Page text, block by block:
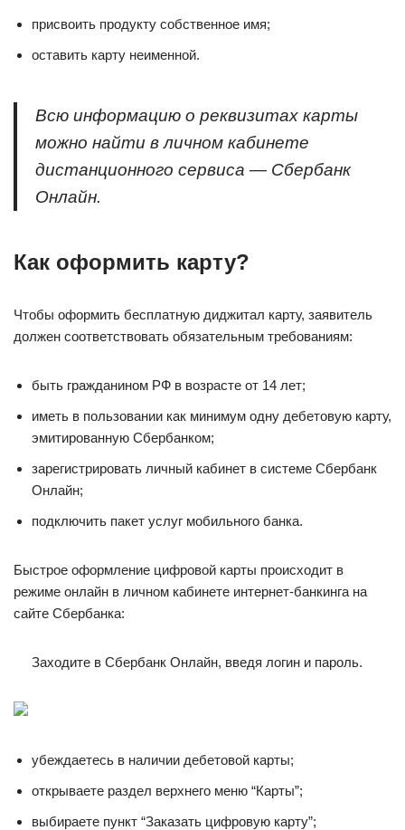
присвоить продукту собственное имя;
оставить карту неименной.
Всю информацию о реквизитах карты
можно найти в личном кабинете
дистанционного сервиса — Сбербанк
Онлайн.
Как оформить карту?
Чтобы оформить бесплатную диджитал карту, заявитель
должен соответствовать обязательным требованиям:
быть гражданином РФ в возрасте от 14 лет;
иметь в пользовании как минимум одну дебетовую карту,
эмитированную Сбербанком;
зарегистрировать личный кабинет в системе Сбербанк
Онлайн;
подключить пакет услуг мобильного банка.
Быстрое оформление цифровой карты происходит в
режиме онлайн в личном кабинете интернет-банкинга на
сайте Сбербанка:
Заходите в Сбербанк Онлайн, введя логин и пароль.
убеждаетесь в наличии дебетовой карты;
открываете раздел верхнего меню “Карты”;
выбираете пункт “Заказать цифровую карту”;